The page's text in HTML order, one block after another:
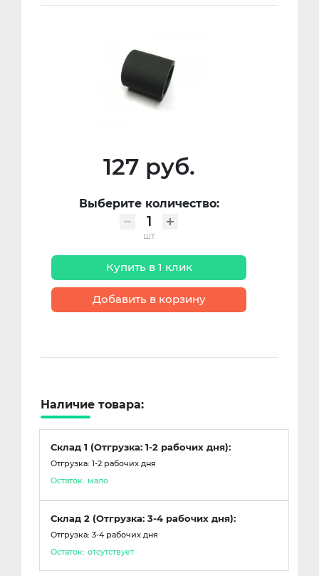
127 руб.
Выберите количество:
шт
Купить в 1 клик
Добавить в корзину
Наличие товара:
Склад 1 (Отгрузка: 1-2 рабочих дня):
Отгрузка: 1-2 рабочих дня
Остаток: мало
Склад 2 (Отгрузка: 3-4 рабочих дня):
Отгрузка: 3-4 рабочих дня
Остаток: отсутствует